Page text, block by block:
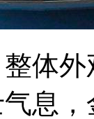
体
息